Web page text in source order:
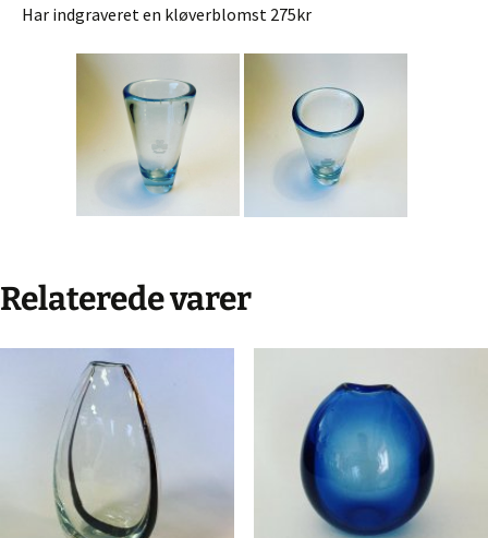
Har indgraveret en kløverblomst 275kr
Relaterede varer